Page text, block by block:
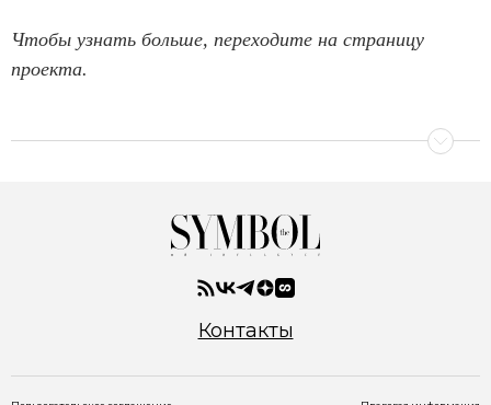
Чтобы узнать больше, переходите на страницу
проекта.
Контакты